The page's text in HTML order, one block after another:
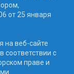
от 25 января
на веб-сайте
соответствии с
праве и